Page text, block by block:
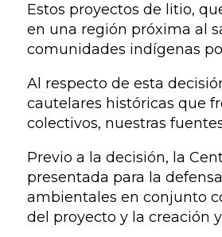
Estos proyectos de litio,
en una región próxima al
comunidades indígenas
Al respecto de esta
cautelares históricas que
colectivos, nuestras
Previo a la decisión, la
presentada para la
ambientales en conjunto
del proyecto y la creación